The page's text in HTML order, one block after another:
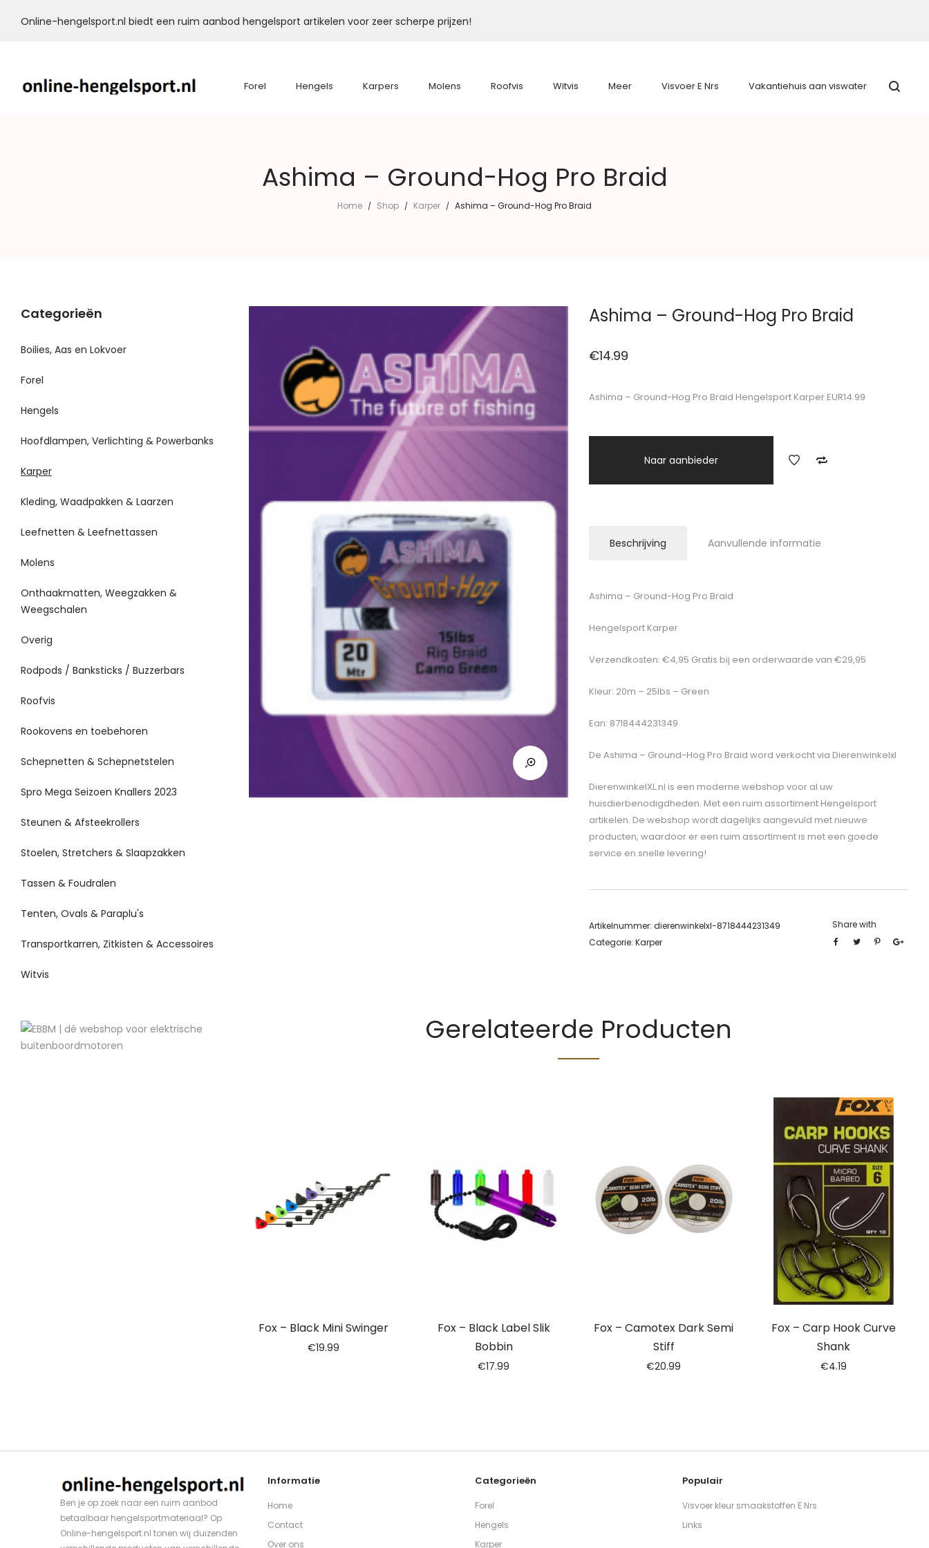
Online-hengelsport.nl biedt een ruim aanbod hengelsport artikelen voor zeer scherpe prijzen!
Forel Hengels Karpers Molens Roofvis Witvis Meer Visvoer E Nrs Vakantiehuis aan viswater
Ashima – Ground-Hog Pro Braid
Home / Shop / Karper / Ashima – Ground-Hog Pro Braid
Ashima – Ground-Hog Pro Braid
€14.99
Ashima – Ground-Hog Pro Braid Hengelsport Karper EUR14.99
Naar aanbieder
Beschrijving Aanvullende informatie
Ashima – Ground-Hog Pro Braid
Hengelsport Karper
Verzendkosten: €4,95 Gratis bij een orderwaarde van €29,95
Kleur: 20m – 25lbs – Green
Ean: 8718444231349
De Ashima – Ground-Hog Pro Braid word verkocht via Dierenwinkelxl
DierenwinkelXL.nl is een moderne webshop voor al uw
huisdierbenodigdheden. Met een ruim assortiment Hengelsport
artikelen. De webshop wordt dagelijks aangevuld met nieuwe
producten, waardoor er een ruim assortiment is met een goede
service en snelle levering!
Artikelnummer: dierenwinkelxl-8718444231349
Categorie: Karper
Share with
Gerelateerde Producten
Fox – Black Mini Swinger
€19.99
Fox – Black Label Slik
Bobbin
€17.99
Fox – Camotex Dark Semi
Stiff
€20.99
Fox – Carp Hook Curve
Shank
€4.19
Categorieën
Boilies, Aas en Lokvoer
Forel
Hengels
Hoofdlampen, Verlichting & Powerbanks
Karper
Kleding, Waadpakken & Laarzen
Leefnetten & Leefnettassen
Molens
Onthaakmatten, Weegzakken &
Weegschalen
Overig
Rodpods / Banksticks / Buzzerbars
Roofvis
Rookovens en toebehoren
Schepnetten & Schepnetstelen
Spro Mega Seizoen Knallers 2023
Steunen & Afsteekrollers
Stoelen, Stretchers & Slaapzakken
Tassen & Foudralen
Tenten, Ovals & Paraplu's
Transportkarren, Zitkisten & Accessoires
Witvis
Ben je op zoek naar een ruim aanbod
betaalbaar hengelsportmateriaal? Op
Online-hengelsport.nl tonen wij duizenden
Informatie
Home
Contact
Over ons
Categorieën
Forel
Hengels
Karper
Populair
Visvoer kleur smaakstoffen E Nrs
Links